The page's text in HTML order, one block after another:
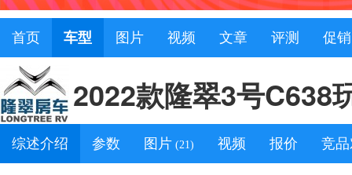
首页 车型 图片 视频 文章 评测 促销
2022款隆翠3号C638
综述介绍 参数 图片 (21) 视频 报价 竞